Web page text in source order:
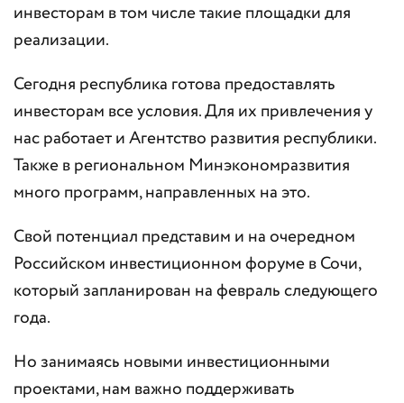
инвесторам в том числе такие площадки для
реализации.
Сегодня республика готова предоставлять
инвесторам все условия. Для их привлечения у
нас работает и Агентство развития республики.
Также в региональном Минэкономразвития
много программ, направленных на это.
Свой потенциал представим и на очередном
Российском инвестиционном форуме в Сочи,
который запланирован на февраль следующего
года.
Но занимаясь новыми инвестиционными
проектами, нам важно поддерживать